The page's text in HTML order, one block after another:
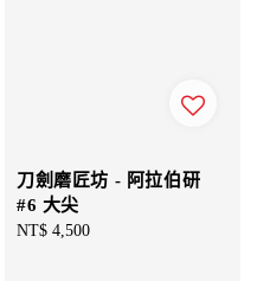
刀劍磨匠坊 - 阿拉伯研
#6 大尖
Regular
NT$ 4,500